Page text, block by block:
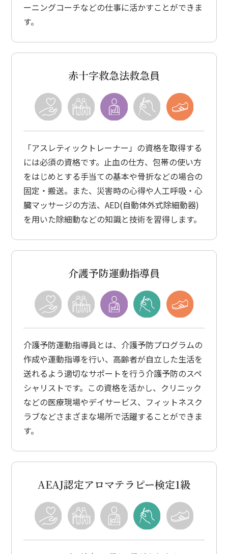
ーニングコーチなどの仕事に活かすことができま
す。
赤十字救急法救急員
「アスレティックトレーナー」の資格を取得する
には必須の資格です。止血の仕方、包帯の使い方
をはじめとする手当ての基本や骨折などの場合の
固定・搬送。また、災害時の心得や人工呼吸・心
臓マッサージの方法、AED(自動体外式除細動器)
を用いた除細動などの知識と技術を習得します。
介護予防運動指導員
介護予防運動指導員とは、介護予防プログラムの
作成や運動指導を行い、高齢者が自立した生活を
送れるよう適切なサポートを行う介護予防のスペ
シャリストです。この資格を活かし、クリニック
などの医療現場やデイサービス、フィットネスク
ラブなどさまざまな場所で活躍することができま
す。
AEAJ認定アロマテラピー検定1級